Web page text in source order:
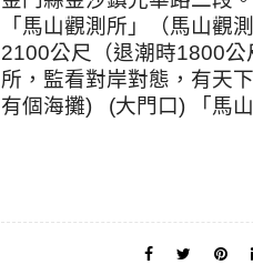
「馬山觀測所」（馬山觀
2100公尺（退潮時1800公
所，監看對岸對態，有天
有個海攤) (大門口) 「馬